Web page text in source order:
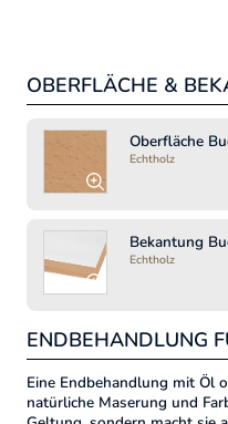
OBERFLÄCHE &
Oberfläche
Echtholz
Bekantung
Echtholz
ENDBEHANDLUNG
Eine Endbehandlung mit Öl
natürliche Maserung und